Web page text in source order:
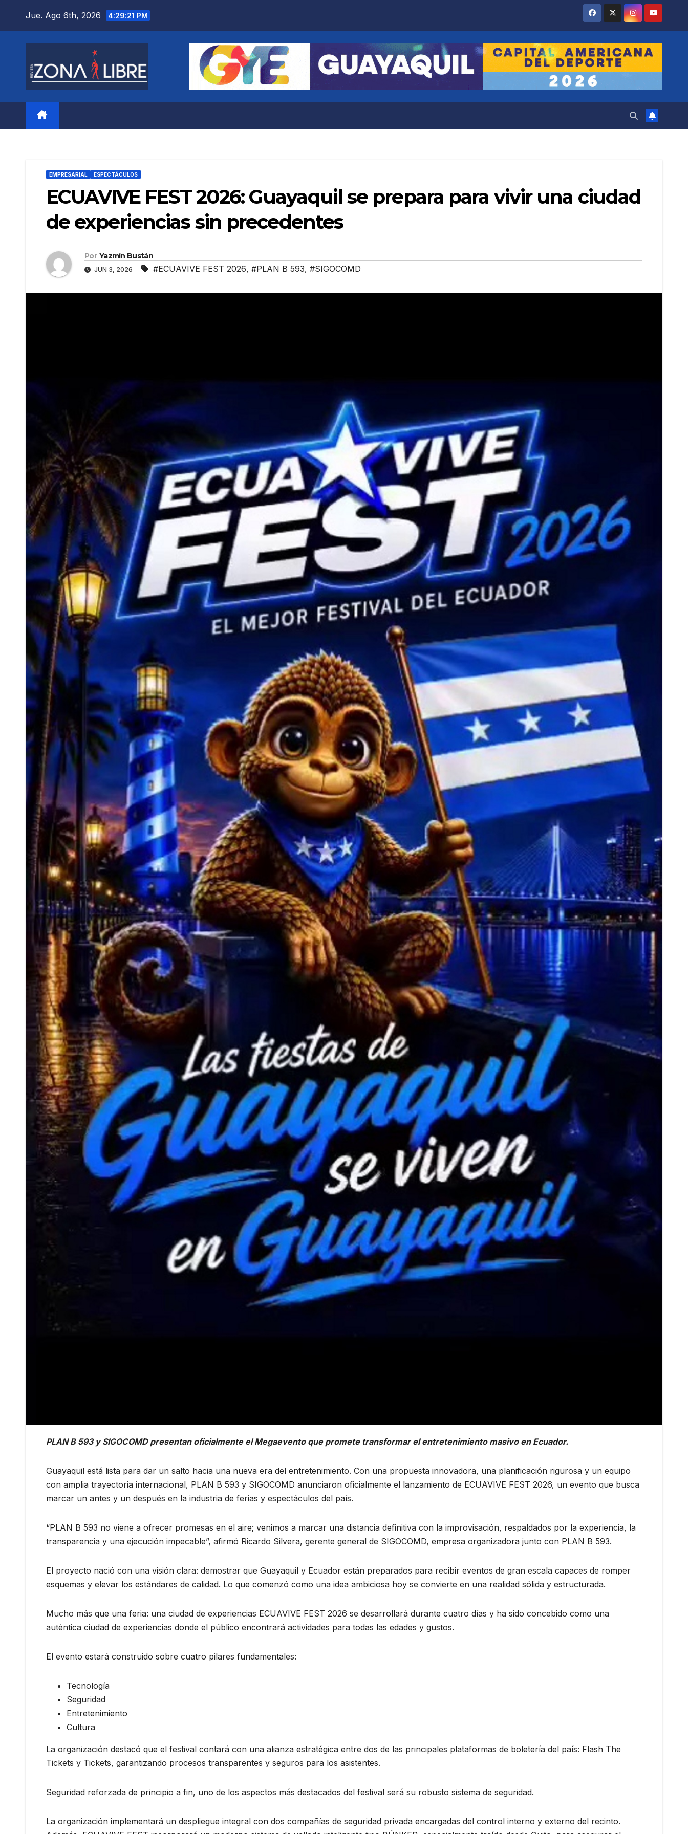
Jue. Ago 6th, 2026 4:29:24 PM
EMPRESARIAL ESPECTÁCULOS
ECUAVIVE FEST 2026: Guayaquil se prepara para vivir una ciudad
de experiencias sin precedentes
Por Yazmín Bustán
JUN 3, 2026 #ECUAVIVE FEST 2026, #PLAN B 593, #SIGOCOMD
PLAN B 593 y SIGOCOMD presentan oficialmente el Megaevento que promete transformar el entretenimiento masivo en Ecuador.
Guayaquil está lista para dar un salto hacia una nueva era del entretenimiento. Con una propuesta innovadora, una planificación rigurosa y un equipo
con amplia trayectoria internacional, PLAN B 593 y SIGOCOMD anunciaron oficialmente el lanzamiento de ECUAVIVE FEST 2026, un evento que busca
marcar un antes y un después en la industria de ferias y espectáculos del país.
“PLAN B 593 no viene a ofrecer promesas en el aire; venimos a marcar una distancia definitiva con la improvisación, respaldados por la experiencia, la
transparencia y una ejecución impecable”, afirmó Ricardo Silvera, gerente general de SIGOCOMD, empresa organizadora junto con PLAN B 593.
El proyecto nació con una visión clara: demostrar que Guayaquil y Ecuador están preparados para recibir eventos de gran escala capaces de romper
esquemas y elevar los estándares de calidad. Lo que comenzó como una idea ambiciosa hoy se convierte en una realidad sólida y estructurada.
Mucho más que una feria: una ciudad de experiencias ECUAVIVE FEST 2026 se desarrollará durante cuatro días y ha sido concebido como una
auténtica ciudad de experiencias donde el público encontrará actividades para todas las edades y gustos.
El evento estará construido sobre cuatro pilares fundamentales:
Tecnología
Seguridad
Entretenimiento
Cultura
La organización destacó que el festival contará con una alianza estratégica entre dos de las principales plataformas de boletería del país: Flash The
Tickets y Tickets, garantizando procesos transparentes y seguros para los asistentes.
Seguridad reforzada de principio a fin, uno de los aspectos más destacados del festival será su robusto sistema de seguridad.
La organización implementará un despliegue integral con dos compañías de seguridad privada encargadas del control interno y externo del recinto.